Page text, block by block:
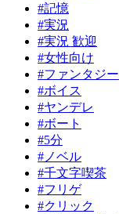
#記憶
#実況
#実況 歓迎
#女性向け
#ファンタジー
#ボイス
#ヤンデレ
#ボート
#5分
#ノベル
#千文字喫茶
#フリゲ
#クリック